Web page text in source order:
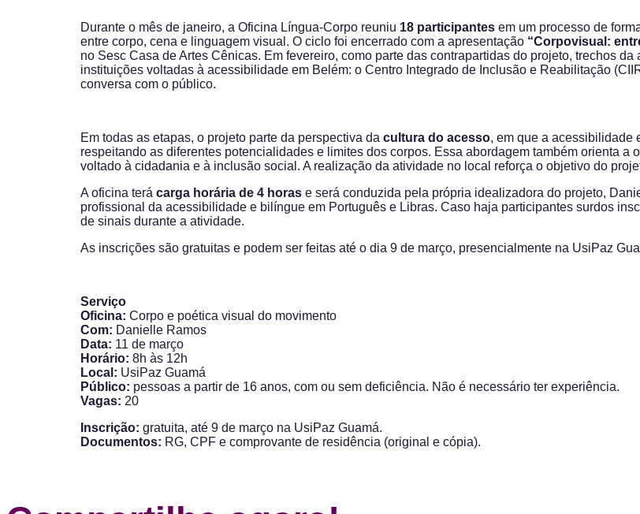
Durante o mês de janeiro, a Oficina Língua-Corpo reuniu 18 participantes em um processo de
entre corpo, cena e linguagem visual. O ciclo foi encerrado com a apresentação “Corpovisual:
no Sesc Casa de Artes Cênicas. Em fevereiro, como parte das contrapartidas do projeto, trechos
instituições voltadas à acessibilidade em Belém: o Centro Integrado de Inclusão e Reabilitação
conversa com o público.
Em todas as etapas, o projeto parte da perspectiva da cultura do acesso, em que a acessibilidade
respeitando as diferentes potencialidades e limites dos corpos. Essa abordagem também orienta
voltado à cidadania e à inclusão social. A realização da atividade no local reforça o objetivo do
A oficina terá carga horária de 4 horas e será conduzida pela própria idealizadora do projeto,
profissional da acessibilidade e bilíngue em Português e Libras. Caso haja participantes surdos
de sinais durante a atividade.
As inscrições são gratuitas e podem ser feitas até o dia 9 de março, presencialmente na UsiPaz
Serviço
Oficina: Corpo e poética visual do movimento
Com: Danielle Ramos
Data: 11 de março
Horário: 8h às 12h
Local: UsiPaz Guamá
Público: pessoas a partir de 16 anos, com ou sem deficiência. Não é necessário ter experiência.
Vagas: 20
Inscrição: gratuita, até 9 de março na UsiPaz Guamá.
Documentos: RG, CPF e comprovante de residência (original e cópia).